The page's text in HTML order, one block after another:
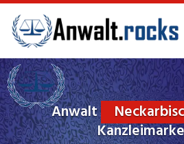
to
main
content
Anwalt